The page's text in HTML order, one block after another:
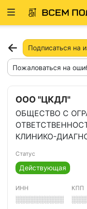
Развернуть
Подписаться на
Пожаловаться на
ООО "ЦКДЛ"
ОБЩЕСТВО С
КЛИНИКО-
Статус
Действующая
ИНН
░░░░░░░░░░
КПП